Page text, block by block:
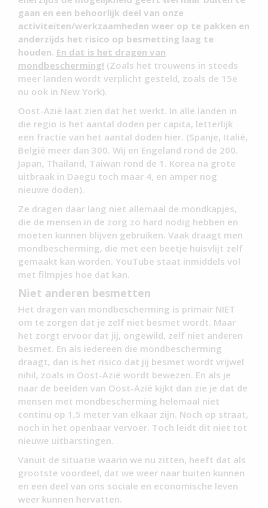
gaan en een behoorlijk deel van onze
activiteiten/werkzaamheden weer op te pakken en
anderzijds het risico op besmetting laag te
houden. En dat is het dragen van
mondbescherming! (Zoals het trouwens in steeds
meer landen wordt verplicht gesteld, zoals de 15e
nu ook in New York).
Oost-Azië laat zien dat het werkt. In alle landen in
die regio is het aantal doden per capita, letterlijk
een fractie van het aantal doden hier. (Spanje, Italië,
België meer dan 300. Wij en Engeland rond de 200.
Japan, Thailand, Taiwan rond de 1. Korea na grote
uitbraak in Daegu toch maar 4, en amper nog
nieuwe doden).
Ze dragen daar lang niet allemaal de mondkapjes,
die de mensen in de zorg zo hard nodig hebben en
moeten kunnen blijven gebruiken. Vaak draagt men
mondbescherming, die met een beetje huisvlijt zelf
gemaakt kan worden. YouTube staat inmiddels vol
met filmpjes hoe dat kan.
Niet anderen besmetten
Het dragen van mondbescherming is primair NIET
om te zorgen dat je zelf niet besmet wordt. Maar
het zorgt ervoor dat jij, ongewild, zelf niet anderen
besmet. En als iedereen die mondbescherming
draagt, dan is het risico dat jij besmet wordt vrijwel
nihil, zoals in Oost-Azië wordt bewezen. En als je
naar de beelden van Oost-Azië kijkt dan zie je dat de
mensen met mondbescherming helemaal niet
continu op 1,5 meter van elkaar zijn. Noch op straat,
noch in het openbaar vervoer. Toch leidt dit niet tot
nieuwe uitbarstingen.
Vanuit de situatie waarin we nu zitten, heeft dat als
grootste voordeel, dat we weer naar buiten kunnen
en een deel van ons sociale en economische leven
weer kunnen hervatten.